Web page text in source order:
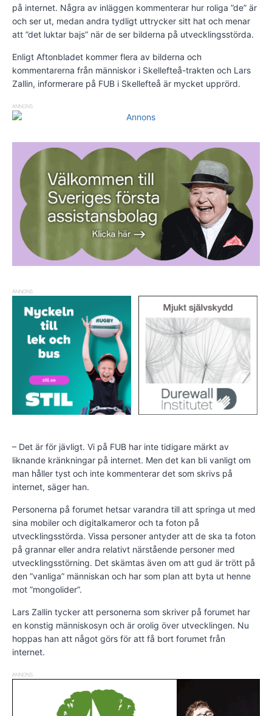
på internet. Några av inläggen kommenterar hur roliga ”de” är
och ser ut, medan andra tydligt uttrycker sitt hat och menar
att ”det luktar bajs” när de ser bilderna på utvecklingsstörda.
Enligt Aftonbladet kommer flera av bilderna och
kommentarerna från människor i Skellefteå-trakten och Lars
Zallin, informerare på FUB i Skellefteå är mycket upprörd.
ANNONS
ANNONS
– Det är för jävligt. Vi på FUB har inte tidigare märkt av
liknande kränkningar på internet. Men det kan bli vanligt om
man håller tyst och inte kommenterar det som skrivs på
internet, säger han.
Personerna på forumet hetsar varandra till att springa ut med
sina mobiler och digitalkameror och ta foton på
utvecklingsstörda. Vissa personer antyder att de ska ta foton
på grannar eller andra relativt närstående personer med
utvecklingsstörning. Det skämtas även om att gud är trött på
den ”vanliga” människan och har som plan att byta ut henne
mot ”mongolider”.
Lars Zallin tycker att personerna som skriver på forumet har
en konstig människosyn och är orolig över utvecklingen. Nu
hoppas han att något görs för att få bort forumet från
internet.
ANNONS